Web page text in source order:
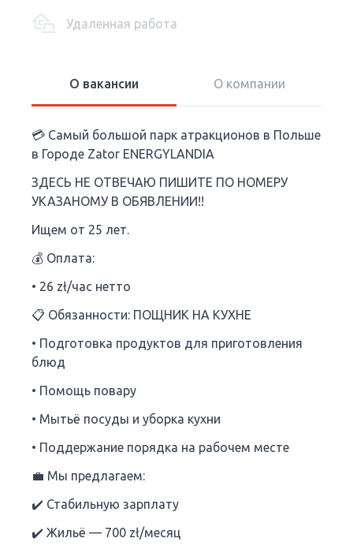
Удаленная работа
О вакансии О компании
💳 Самый большой парк атракционов в Польше
в Городе Zator ЕNERGYLANDIA
ЗДЕСЬ НЕ ОТВЕЧАЮ ПИШИТЕ ПО НОМЕРУ
УКАЗАНОМУ В ОБЯВЛЕНИИ!!
Ищем от 25 лет.
💰 Оплата:
• 26 zł/час нетто
📋 Обязанности: ПОЩНИК НА КУХНЕ
• Подготовка продуктов для приготовления
блюд
• Помощь повару
• Мытьё посуды и уборка кухни
• Поддержание порядка на рабочем месте
💼 Мы предлагаем:
✔️ Стабильную зарплату
✔️ Жильё — 700 zł/месяц